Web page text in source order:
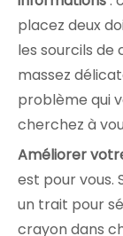
placez deux
les sourcils de
massez
problème qui
cherchez à
Améliorer
est pour vous.
un trait pour
crayon dans